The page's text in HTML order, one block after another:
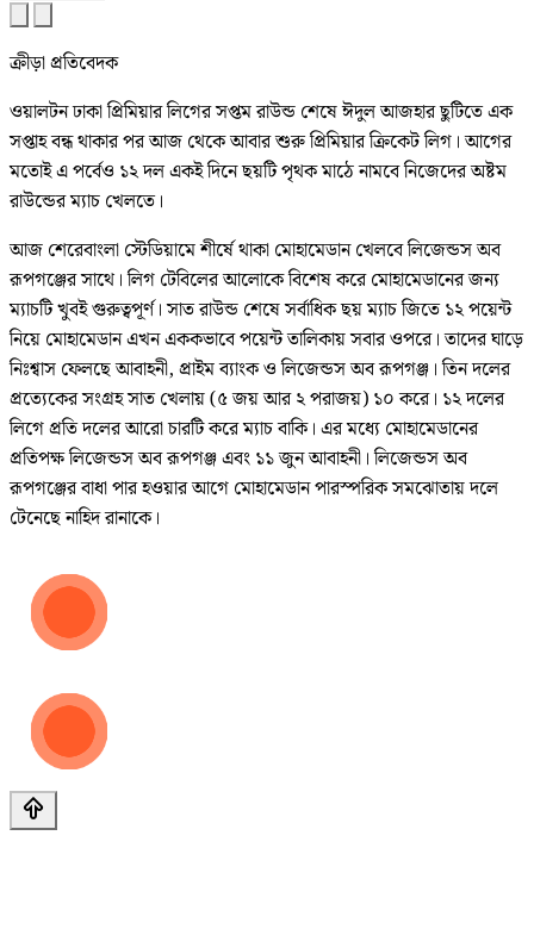
ক্রীড়া প্রতিবেদক
ওয়ালটন ঢাকা প্রিমিয়ার লিগের সপ্তম রাউন্ড শেষে ঈদুল আজহার ছুটিতে এক
সপ্তাহ বন্ধ থাকার পর আজ থেকে আবার শুরু প্রিমিয়ার ক্রিকেট লিগ। আগের
মতোই এ পর্বেও ১২ দল একই দিনে ছয়টি পৃথক মাঠে নামবে নিজেদের অষ্টম
রাউন্ডের ম্যাচ খেলতে।
আজ শেরেবাংলা স্টেডিয়ামে শীর্ষে থাকা মোহামেডান খেলবে লিজেন্ডস অব
রূপগঞ্জের সাথে। লিগ টেবিলের আলোকে বিশেষ করে মোহামেডানের জন্য
ম্যাচটি খুবই গুরুত্বপূর্ণ। সাত রাউন্ড শেষে সর্বাধিক ছয় ম্যাচ জিতে ১২ পয়েন্ট
নিয়ে মোহামেডান এখন এককভাবে পয়েন্ট তালিকায় সবার ওপরে। তাদের ঘাড়ে
নিঃশ্বাস ফেলছে আবাহনী, প্রাইম ব্যাংক ও লিজেন্ডস অব রূপগঞ্জ। তিন দলের
প্রত্যেকের সংগ্রহ সাত খেলায় (৫ জয় আর ২ পরাজয়) ১০ করে। ১২ দলের
লিগে প্রতি দলের আরো চারটি করে ম্যাচ বাকি। এর মধ্যে মোহামেডানের
প্রতিপক্ষ লিজেন্ডস অব রূপগঞ্জ এবং ১১ জুন আবাহনী। লিজেন্ডস অব
রূপগঞ্জের বাধা পার হওয়ার আগে মোহামেডান পারস্পরিক সমঝোতায় দলে
টেনেছে নাহিদ রানাকে।